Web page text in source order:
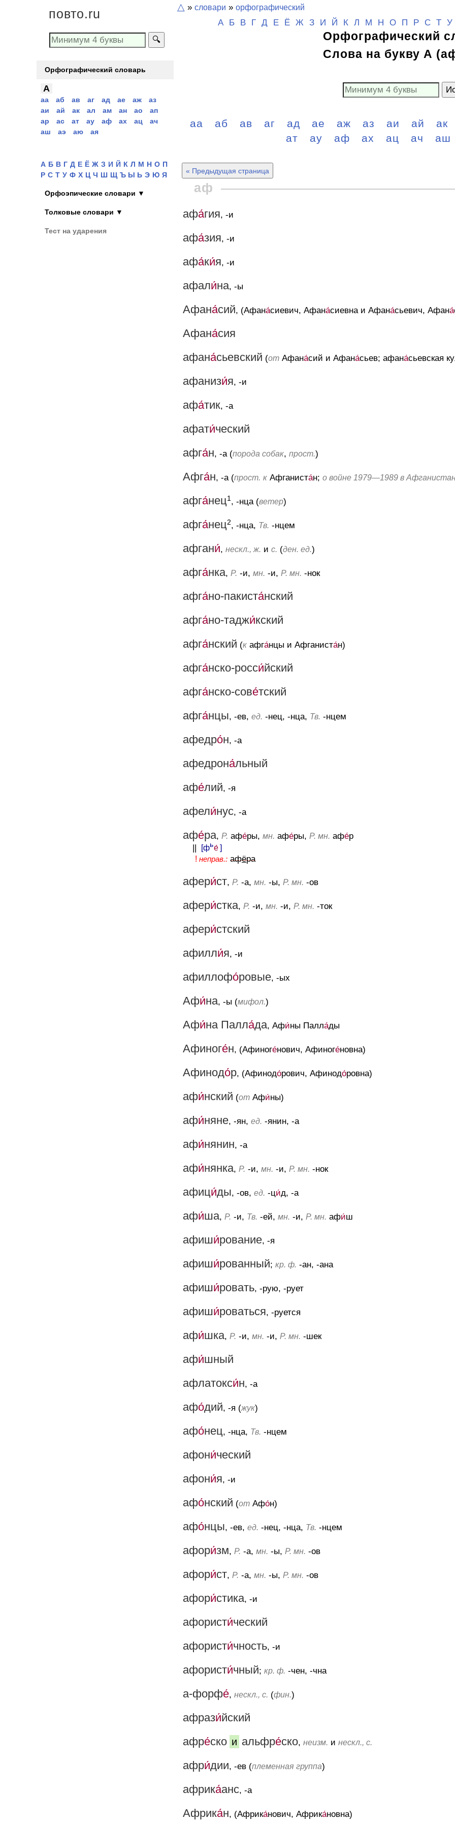
повто.ru
🔍
Орфографический словарь
А
аа аб ав аг ад ае аж
аз
аи
ай ак ал ам ан ао
ап
ар
ас ат ау аф ах ац
ач
аш
аэ аю ая
А Б В Г Д Е Ё Ж З И Й К Л М Н О П
Р С Т У Ф Х Ц Ч Ш Щ Ъ Ы Ь Э Ю Я
Орфоэпические словари ▼
Толковые словари ▼
Тест на ударения
△ » словари » орфографический
А Б В Г Д Е Ё Ж З И Й К Л М Н О П Р С Т У
Орфографический
Слова на букву А
аа аб ав аг ад ае аж аз аи ай
ак
ат
ау аф ах ац ач аш
« Предыдущая страница
аф
афа́гия, -и
афа́зия, -и
афа́ки́я, -и
афали́на, -ы
Афана́сий, (Афана́сиевич, Афана́сиевна и Афана́сьевич, Афана́
Афана́сия
афана́сьевский (от Афана́сий и Афана́сьев; афана́сьевская
афанизи́я, -и
афа́тик, -а
афати́ческий
афга́н, -а (порода собак, прост.)
Афга́н, -а (прост. к Афганиста́н; о войне 1979—1989 в
афга́нец1 , -нца (ветер)
афга́нец2, -нца, Тв. -нцем
афгани́, нескл., ж. и с. (ден. ед.)
афга́нка, Р. -и, мн. -и, Р. мн. -нок
афга́но-пакиста́нский
афга́но-таджи́кский
афга́нский (к афга́нцы и Афганиста́н)
афга́нско-росси́йский
афга́нско-сове́тский
афга́нцы, -ев, ед. -нец, -нца, Тв. -нцем
афедро́н, -а
афедрона́льный
афе́лий, -я
афели́нус, -а
афе́ра, Р. афе́ры, мн. афе́ры, Р. мн. афе́р
[фье́]
! неправ.: афёра
афери́ст, Р. -а, мн. -ы, Р. мн. -ов
афери́стка, Р. -и, мн. -и, Р. мн. -ток
афери́стский
афилли́я, -и
афиллофо́ровые, -ых
Афи́на, -ы (мифол.)
Афи́на Палла́да, Афи́ны Палла́ды
Афиноге́н, (Афиноге́нович, Афиноге́новна)
Афинодо́р, (Афинодо́рович, Афинодо́ровна)
афи́нский (от Афи́ны)
афи́няне, -ян, ед. -янин, -а
афи́нянин, -а
афи́нянка, Р. -и, мн. -и, Р. мн. -нок
афици́ды, -ов, ед. -ци́д, -а
афи́ша, Р. -и, Тв. -ей, мн. -и, Р. мн. афи́ш
афиши́рование, -я
афиши́рованный; кр. ф. -ан, -ана
афиши́ровать, -рую, -рует
афиши́роваться, -руется
афи́шка, Р. -и, мн. -и, Р. мн. -шек
афи́шный
афлатокси́н, -а
афо́дий, -я (жук)
афо́нец, -нца, Тв. -нцем
афони́ческий
афони́я, -и
афо́нский (от Афо́н)
афо́нцы, -ев, ед. -нец, -нца, Тв. -нцем
афори́зм, Р. -а, мн. -ы, Р. мн. -ов
афори́ст, Р. -а, мн. -ы, Р. мн. -ов
афори́стика, -и
афористи́ческий
афористи́чность, -и
афористи́чный; кр. ф. -чен, -чна
а-форфе́, нескл., с. (фин.)
афрази́йский
афре́ско и альфре́ско, неизм. и нескл., с.
афри́дии, -ев (племенная группа)
африка́анс, -а
Африка́н, (Африка́нович, Африка́новна)